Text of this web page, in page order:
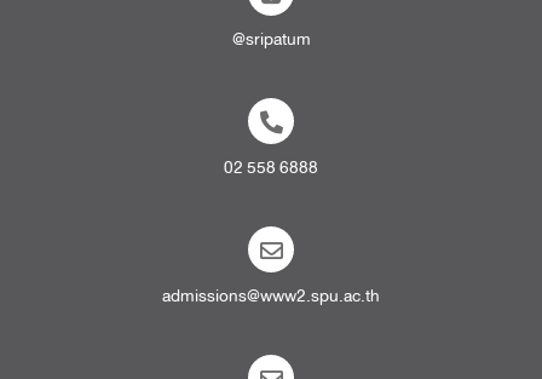
@sripatum
02 558 6888
admissions@www2.spu.ac.th